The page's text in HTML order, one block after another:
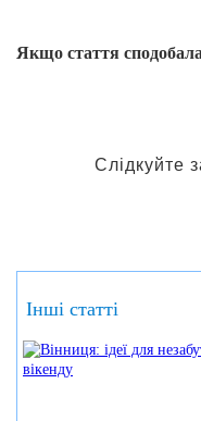
Якщо стаття
Слідкуйте
Інші статті